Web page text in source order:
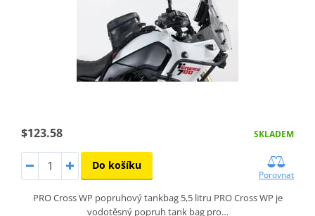
$123.58 SKLADEM
Do košíku
Porovnat
PRO Cross WP popruhový tankbag 5,5 litru PRO Cross WP je
vodotěsný popruh tank bag pro…